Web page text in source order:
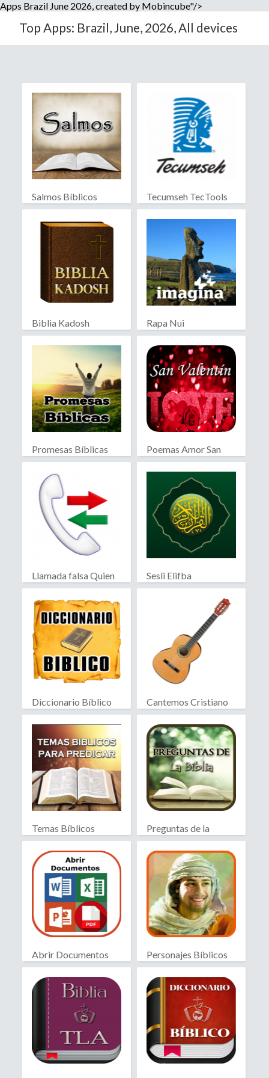
Apps Brazil June 2026, created by Mobincube"/>
Top Apps: Brazil, June, 2026, All devices
Salmos Bíblicos Tecumseh TecTools
Biblia Kadosh
Israelita
Rapa Nui
Promesas Bíblicas
Poemas Amor San
Valentín
Llamada falsa Quien
llama?
Sesli Elifba
Diccionario Bíblico Cantemos Cristiano
Temas Bíblicos
Biblia RV
Preguntas de la
Biblia
Abrir Documentos Personajes Bíblicos